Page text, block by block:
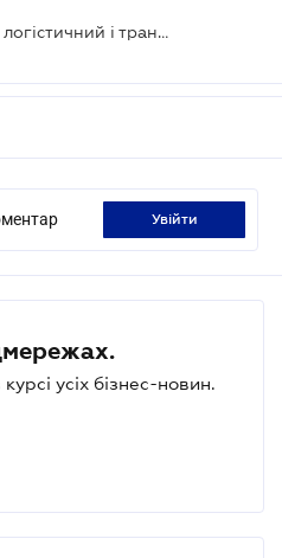
Турецька компанія побудує логістичний і транспортний вузол в аеропорту "Антонов"
увійти
усіх бізнес-новин.